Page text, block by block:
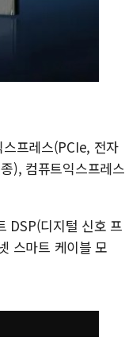
프레스(PCIe, 전자
), 컴퓨트익스프레스
DSP(디지털 신호 프
스마트 케이블 모